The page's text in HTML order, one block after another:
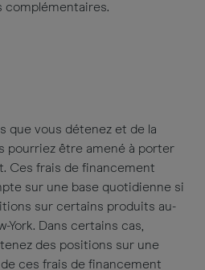
complémentaires.
que vous détenez et de la
pourriez être amené à porter
Ces frais de financement
sur une base quotidienne si
sur certains produits au-
York. Dans certains cas,
des positions sur une
ces frais de financement